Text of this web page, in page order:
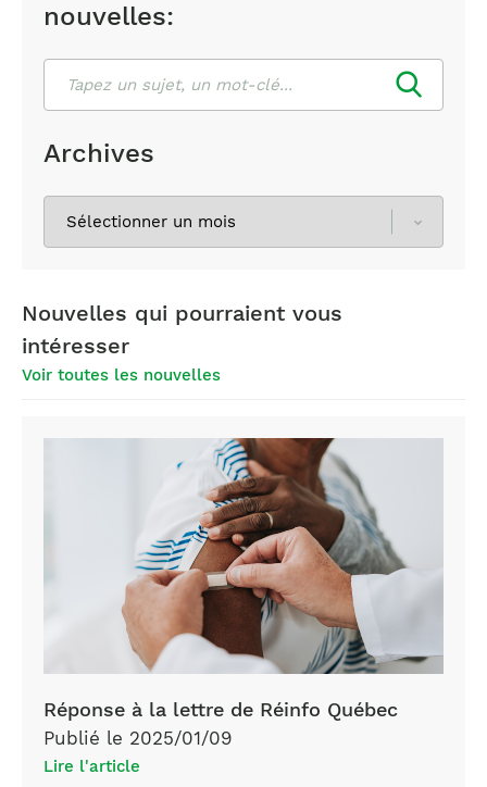
nouvelles:
Archives
Nouvelles qui pourraient vous
intéresser
Voir toutes les nouvelles
Réponse à la lettre de Réinfo Québec
Publié le 2025/01/09
Lire l'article